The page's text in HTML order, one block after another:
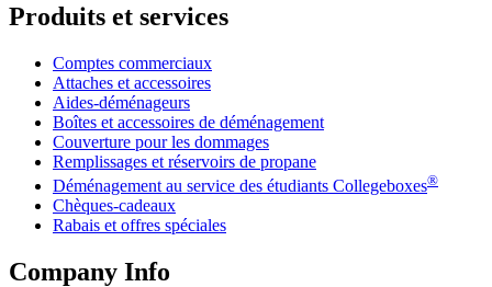
Produits et services
Comptes commerciaux
Attaches et accessoires
Aides-déménageurs
Boîtes et accessoires de déménagement
Couverture pour les dommages
Remplissages et réservoirs de propane
Déménagement au service des étudiants Collegeboxes®
Chèques-cadeaux
Rabais et offres spéciales
Company Info